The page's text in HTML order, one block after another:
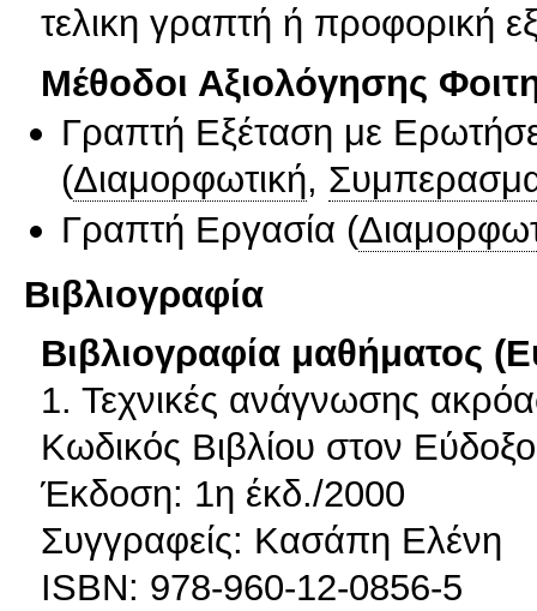
τελικη γραπτή ή προφορική
Μέθοδοι Αξιολόγησης
Γραπτή Εξέταση με
(Διαμορφωτική,
Γραπτή Εργασία (
Βιβλιογραφία
Βιβλιογραφία μαθήματος
1. Τεχνικές ανάγνωσης
Κωδικός Βιβλίου στον
Έκδοση: 1η έκδ./2000
Συγγραφείς: Κασάπη Ελένη
ISBN: 978-960-12-0856-5